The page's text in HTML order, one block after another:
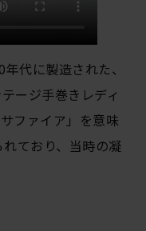
代に製造された、
ージ手巻きレディ
ファイア」を意味
ており、当時の凝